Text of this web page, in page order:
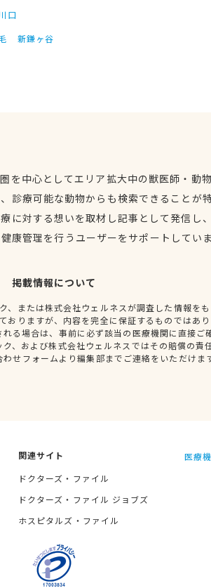
口
新鎌ヶ谷
を中心としてエリア拡大中の獣医師・動
診療可能な動物からも検索できることが
に対する想いを取材し記事として発信し
康管理を行うユーザーをサポートしてい
掲載情報について
、または株式会社ウェルネスが調査した情報を
おりますが、内容を完全に保証するものではあ
る場合は、事前に必ず該当の医療機関に直接ご
、および株式会社ウェルネスではその賠償の責
せフォームより編集部までご連絡をいただけま
関連サイト
ドクターズ・ファイル
ドクターズ・ファイル ジョブズ
ホスピタルズ・ファイル
医療